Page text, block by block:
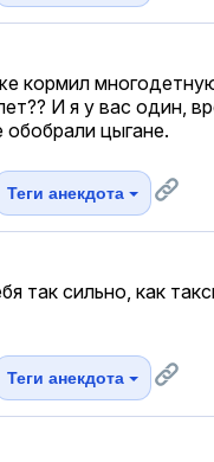
кормил
И я у вас один,
цыгане.
Теги анекдота
так сильно, как
Теги анекдота